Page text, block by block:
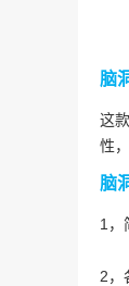
脑
这
性
脑
1，
2，